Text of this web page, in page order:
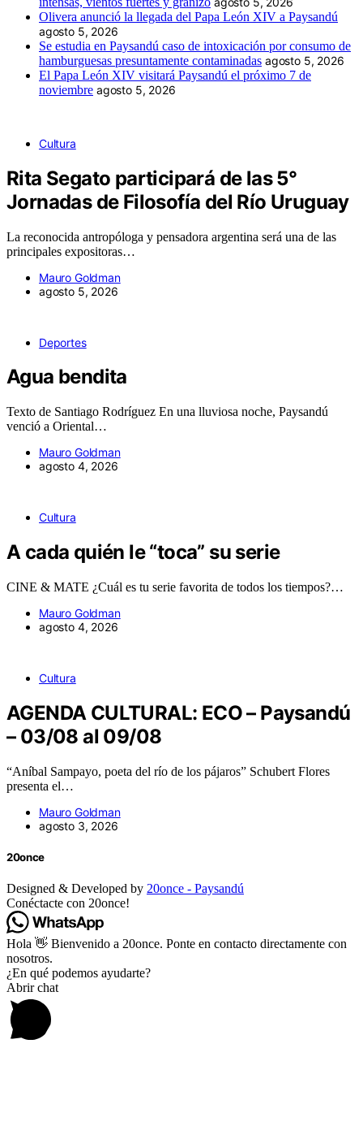
Olivera anunció la llegada del Papa León XIV a Paysandú
agosto 5, 2026
Se estudia en Paysandú caso de intoxicación por consumo de
hamburguesas presuntamente contaminadas agosto 5, 2026
El Papa León XIV visitará Paysandú el próximo 7 de
noviembre agosto 5, 2026
Cultura
Rita Segato participará de las 5°
Jornadas de Filosofía del Río Uruguay
La reconocida antropóloga y pensadora argentina será una de las
principales expositoras…
Mauro Goldman
agosto 5, 2026
Deportes
Agua bendita
Texto de Santiago Rodríguez En una lluviosa noche, Paysandú
venció a Oriental…
Mauro Goldman
agosto 4, 2026
Cultura
A cada quién le “toca” su serie
CINE & MATE ¿Cuál es tu serie favorita de todos los tiempos?…
Mauro Goldman
agosto 4, 2026
Cultura
AGENDA CULTURAL: ECO – Paysandú
– 03/08 al 09/08
“Aníbal Sampayo, poeta del río de los pájaros” Schubert Flores
presenta el…
Mauro Goldman
agosto 3, 2026
20once
Designed & Developed by 20once - Paysandú
Conéctacte con 20once!
Hola 👋 Bienvenido a 20once. Ponte en contacto directamente con
nosotros.
¿En qué podemos ayudarte?
Abrir chat